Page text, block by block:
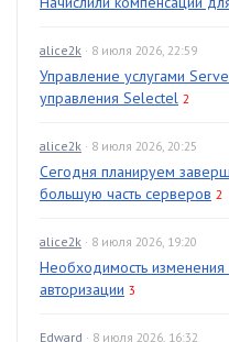
alice2k · 8 июля 2026, 22:59
Управление услугами
управления Selectel 2
alice2k · 8 июля 2026, 20:25
Сегодня планируем
большую часть серверов 2
alice2k · 8 июля 2026, 19:20
Необходимость
авторизации 3
Edward · 8 июля 2026, 16:32